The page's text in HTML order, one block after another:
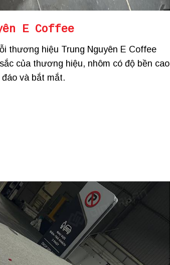
E Coffee
thương hiệu Trung Nguyên E Coffee
của thương hiệu, nhôm có độ bền cao
và bắt mắt.